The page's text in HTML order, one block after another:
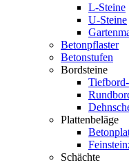
L-Steine
U-Steine
Betonpflaster
Betonstufen
Bordsteine
Plattenbeläge
Schächte